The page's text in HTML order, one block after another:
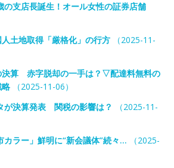
支店長誕生！オール女性の証券店舗
土地取得「厳格化」の行方（2025-11-
算 赤字脱却の一手は？▽配達料無料の
（2025-11-06）
が決算発表 関税の影響は？
（2025-11-
ラー」鮮明に“新会議体”続々… （2025-